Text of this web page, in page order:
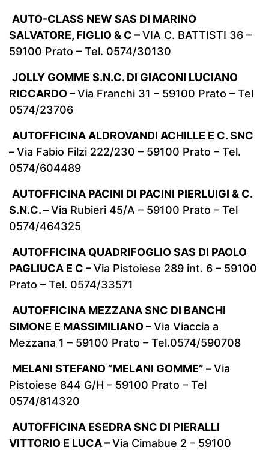
AUTO-CLASS NEW SAS DI MARINO
SALVATORE, FIGLIO & C –VIA C. BATTISTI 36 –
59100 Prato – Tel. 0574/30130
JOLLY GOMME S.N.C. DI GIACONI LUCIANO
RICCARDO –Via Franchi 31 – 59100 Prato – Tel
0574/23706
AUTOFFICINA ALDROVANDI ACHILLE E C. SNC
–Via Fabio Filzi 222/230 – 59100 Prato – Tel.
0574/604489
AUTOFFICINA PACINI DI PACINI PIERLUIGI & C.
S.N.C. –Via Rubieri 45/A – 59100 Prato – Tel
0574/464325
AUTOFFICINA QUADRIFOGLIO SAS DI PAOLO
PAGLIUCA E C –Via Pistoiese 289 int. 6 – 59100
Prato – Tel. 0574/33571
AUTOFFICINA MEZZANA SNC DI BANCHI
SIMONE E MASSIMILIANO –Via Viaccia a
Mezzana 1 – 59100 Prato – Tel.0574/590708
MELANI STEFANO ”MELANI GOMME” –Via
Pistoiese 844 G/H – 59100 Prato – Tel
0574/814320
AUTOFFICINA ESEDRA SNC DI PIERALLI
VITTORIO E LUCA –Via Cimabue 2 – 59100